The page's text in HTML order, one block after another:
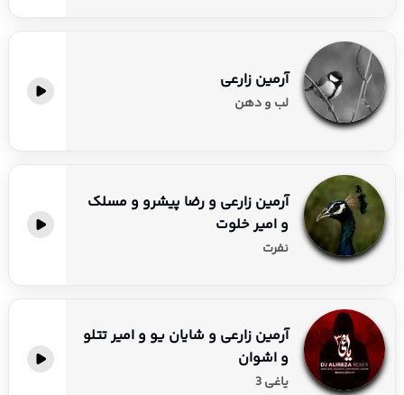
آرمین زارعی
لب و دهن
آرمین زارعی و رضا پیشرو و مسلک
و امیر خلوت
نفرت
آرمین زارعی و شایان یو و امیر تتلو
و اشوان
یاغی 3